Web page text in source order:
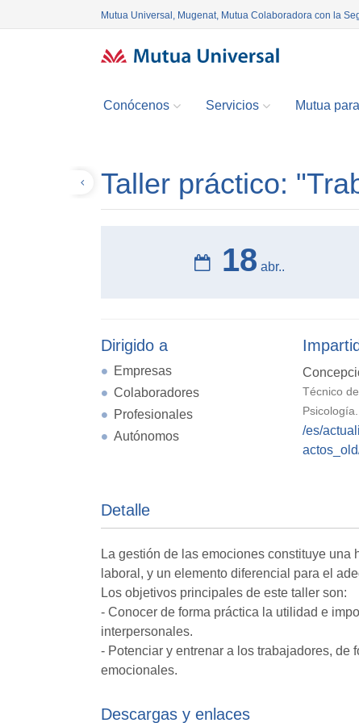
Mutua Universal, Mugenat, Mutua Colaboradora con la
Conócenos Servicios Mutua
Taller práctico:
18 abr..
Dirigido a
Empresas
Colaboradores
Profesionales
Autónomos
Técnico
/es/
Detalle
La gestión de las emociones constituye
laboral, y un elemento diferencial para el
Los objetivos principales de este taller son:
- Conocer de forma práctica la utilidad e
interpersonales.
- Potenciar y entrenar a los trabajadores,
emocionales.
Descargas y enlaces